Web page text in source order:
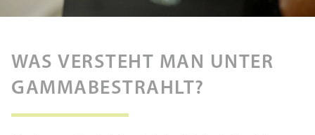
WAS VERSTEHT MAN UNTER
GAMMABESTRAHLT?